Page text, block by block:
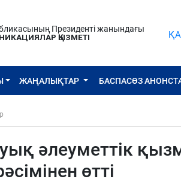
Президенті жанындағы
ҚЫЗМЕТІ
ЖАҢАЛЫҚТАР БАСПАСӨЗ
әлеуметтік
өтті